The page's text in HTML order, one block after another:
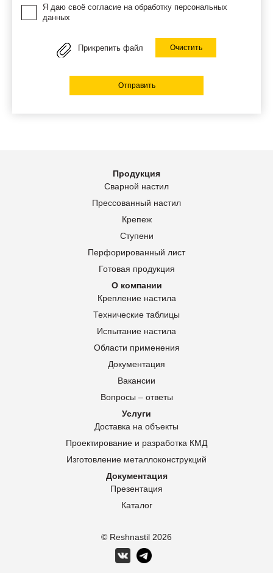
Я даю своё согласие на обработку персональных
данных
Прикрепить файл Очистить
Отправить
© Reshnastil 2026
Продукция
Сварной настил
Прессованный настил
Крепеж
Ступени
Перфорированный лист
Готовая продукция
О компании
Крепление настила
Технические таблицы
Испытание настила
Области применения
Документация
Вакансии
Вопросы – ответы
Услуги
Доставка на объекты
Проектирование и разработка КМД
Изготовление металлоконструкций
Документация
Презентация
Каталог